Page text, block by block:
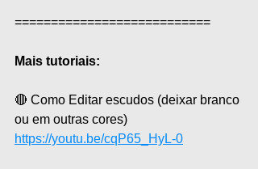
===========================
Mais tutoriais:
🔴 Como Editar escudos (deixar branco
ou em outras cores)
https://youtu.be/cqP65_HyL-0